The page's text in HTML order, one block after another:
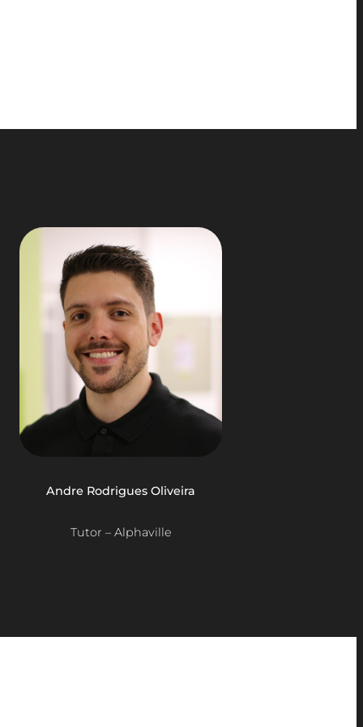
Andre Rodrigues Oliveira
Tutor – Alphaville